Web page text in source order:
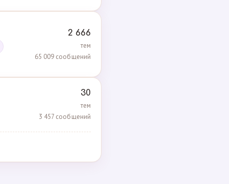
2 666
тем
65 009 сообщений
30
тем
3 457 сообщений